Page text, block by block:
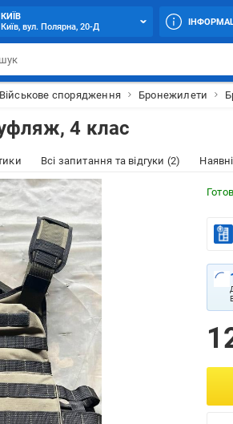
КИЇВ
Київ, вул. Полярна, 20-Д
Військове спорядження Бронежилети
4 клас
Всі запитання та відгуки (2)